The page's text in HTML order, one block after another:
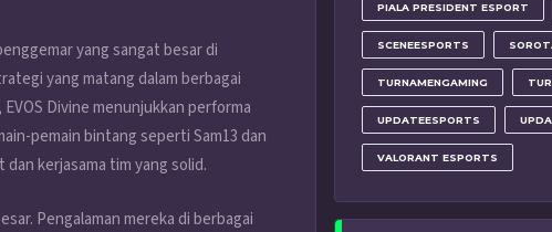
yang sangat besar di
yang matang dalam berbagai
Divine menunjukkan performa
pemain bintang seperti Sam13 dan
kerjasama tim yang solid.
Pengalaman mereka di berbagai
PIALA PRESIDENT ESPORT
SCENEESPORTS
TURNAMENGAMING
UPDATEESPORTS
VALORANT ESPORTS